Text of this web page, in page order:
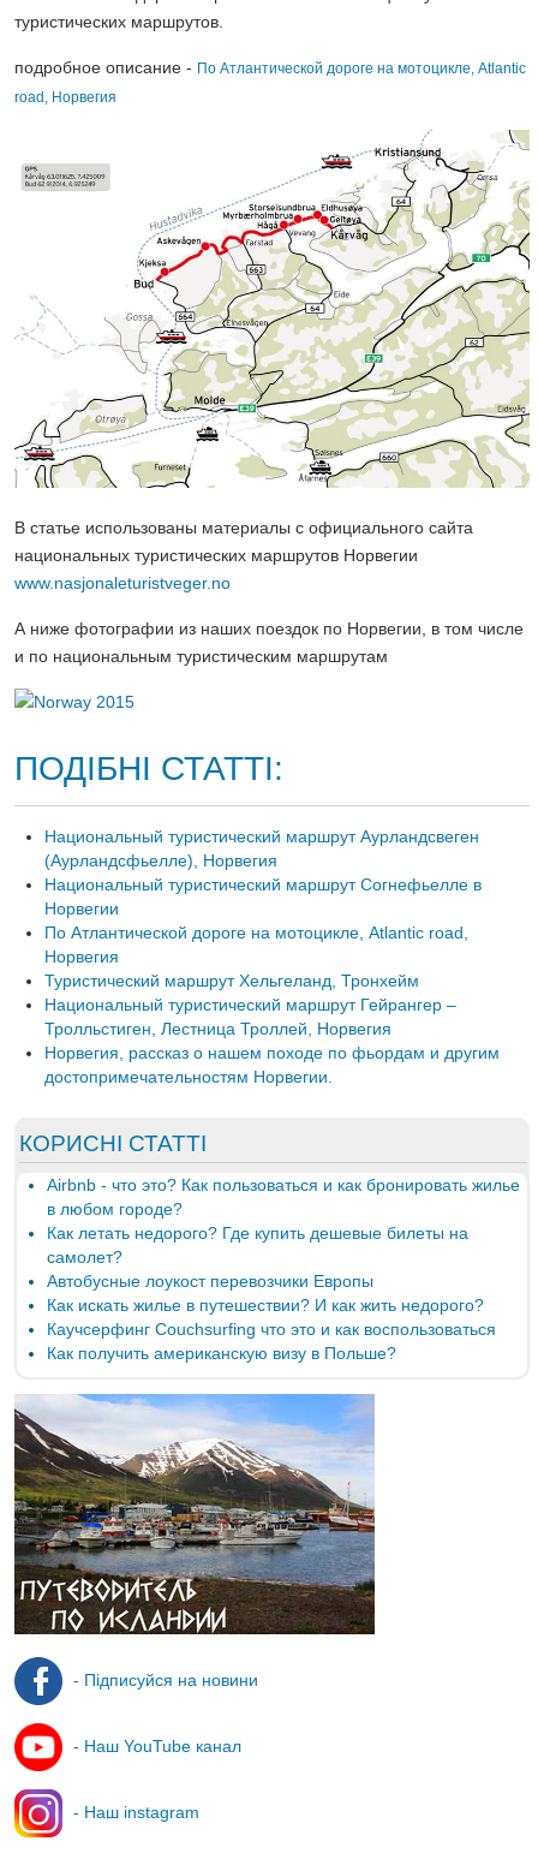
туристических маршрутов.
подробное описание - По Атлантической дороге на мотоцикле, Atlantic
road, Норвегия
В статье использованы материалы с официального сайта
национальных туристических маршрутов Норвегии
www.nasjonaleturistveger.no
А ниже фотографии из наших поездок по Норвегии, в том числе
и по национальным туристическим маршрутам
ПОДІБНІ СТАТТІ:
Национальный туристический маршрут Аурландсвеген
(Аурландсфьелле), Норвегия
Национальный туристический маршрут Согнефьелле в
Норвегии
По Атлантической дороге на мотоцикле, Atlantic road,
Норвегия
Туристический маршрут Хельгеланд, Тронхейм
Национальный туристический маршрут Гейрангер –
Тролльстиген, Лестница Троллей, Норвегия
Норвегия, рассказ о нашем походе по фьордам и другим
достопримечательностям Норвегии.
КОРИСНІ СТАТТІ
Airbnb - что это? Как пользоваться и как бронировать жилье
в любом городе?
Как летать недорого? Где купить дешевые билеты на
самолет?
Автобусные лоукост перевозчики Европы
Как искать жилье в путешествии? И как жить недорого?
Каучсерфинг Couchsurfing что это и как воспользоваться
Как получить американскую визу в Польше?
- Підписуйся на новини
- Наш YouTube канал
- Наш instagram